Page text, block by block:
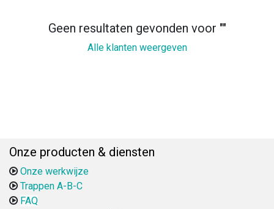
Geen resultaten gevonden voor ""
Alle klanten weergeven
Onze producten & diensten
Onze werkwijze
Trappen A-B-C
FAQ